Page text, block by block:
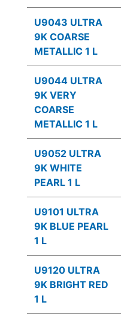
U9043 ULTRA
9K COARSE
METALLIC 1 L
U9044 ULTRA
9K VERY
COARSE
METALLIC 1 L
U9052 ULTRA
9K WHITE
PEARL 1 L
U9101 ULTRA
9K BLUE PEARL
1 L
U9120 ULTRA
9K BRIGHT RED
1 L